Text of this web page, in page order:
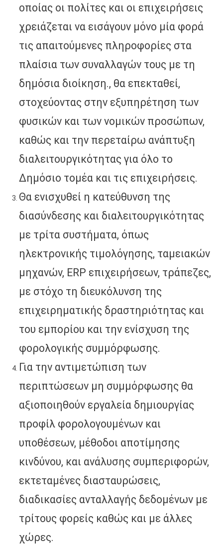
οποίας οι πολίτες και οι επιχειρήσεις
χρειάζεται να εισάγουν μόνο μία φορά
τις απαιτούμενες πληροφορίες στα
πλαίσια των συναλλαγών τους με τη
δημόσια διοίκηση., θα επεκταθεί,
στοχεύοντας στην εξυπηρέτηση των
φυσικών και των νομικών προσώπων,
καθώς και την περεταίρω ανάπτυξη
διαλειτουργικότητας για όλο το
Δημόσιο τομέα και τις επιχειρήσεις.
Θα ενισχυθεί η κατεύθυνση της
διασύνδεσης και διαλειτουργικότητας
με τρίτα συστήματα, όπως
ηλεκτρονικής τιμολόγησης, ταμειακών
μηχανών, ERP επιχειρήσεων, τράπεζες,
με στόχο τη διευκόλυνση της
επιχειρηματικής δραστηριότητας και
του εμπορίου και την ενίσχυση της
φορολογικής συμμόρφωσης.
Για την αντιμετώπιση των
περιπτώσεων μη συμμόρφωσης θα
αξιοποιηθούν εργαλεία δημιουργίας
προφίλ φορολογουμένων και
υποθέσεων, μέθοδοι αποτίμησης
κινδύνου, και ανάλυσης συμπεριφορών,
εκτεταμένες διασταυρώσεις,
διαδικασίες ανταλλαγής δεδομένων με
τρίτους φορείς καθώς και με άλλες
χώρες.